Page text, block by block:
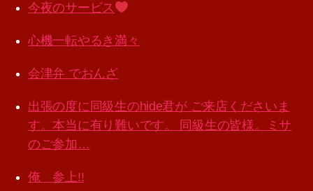
今夜のサービス
心機一転やるき満々
会津弁 でおんざ
出張の度に同級生のhide君が ご来店くださいま
す。本当に有り難いです。 同級生の皆様。ミサ
のご参加…
俺 参上!!